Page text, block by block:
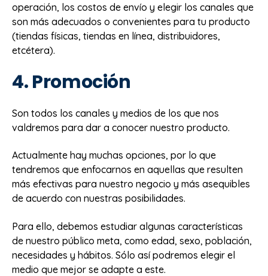
operación, los costos de envío y elegir los canales que
son más adecuados o convenientes para tu producto
(tiendas físicas, tiendas en línea, distribuidores,
etcétera).
4. Promoción
Son todos los canales y medios de los que nos
valdremos para dar a conocer nuestro producto.
Actualmente hay muchas opciones, por lo que
tendremos que enfocarnos en aquellas que resulten
más efectivas para nuestro negocio y más asequibles
de acuerdo con nuestras posibilidades.
Para ello, debemos estudiar algunas características
de nuestro público meta, como edad, sexo, población,
necesidades y hábitos. Sólo así podremos elegir el
medio que mejor se adapte a este.